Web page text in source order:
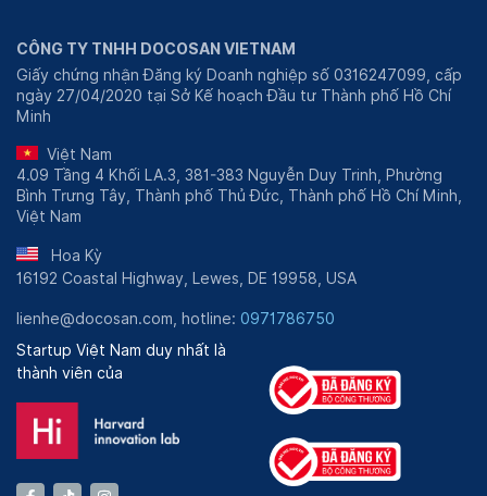
CÔNG TY TNHH DOCOSAN VIETNAM
Giấy chứng nhận Đăng ký Doanh nghiệp số 0316247099, cấp
ngày 27/04/2020 tại Sở Kế hoạch Đầu tư Thành phố Hồ Chí
Minh
Việt Nam
4.09 Tầng 4 Khối LA.3, 381-383 Nguyễn Duy Trinh, Phường
Bình Trưng Tây, Thành phố Thủ Đức, Thành phố Hồ Chí Minh,
Việt Nam
Hoa Kỳ
16192 Coastal Highway, Lewes, DE 19958, USA
lienhe@docosan.com, hotline: 0971786750
Startup Việt Nam duy nhất là
thành viên của